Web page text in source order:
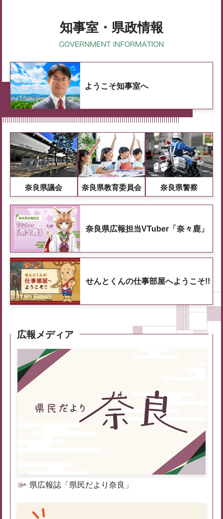
知事室・県政情報
ようこそ知事室へ
奈良県議会 奈良県教育委員会 奈良県警察
奈良県広報担当VTuber「奈々鹿」
せんとくんの仕事部屋へようこそ!!
広報メディア
県広報誌「県民だより奈良」